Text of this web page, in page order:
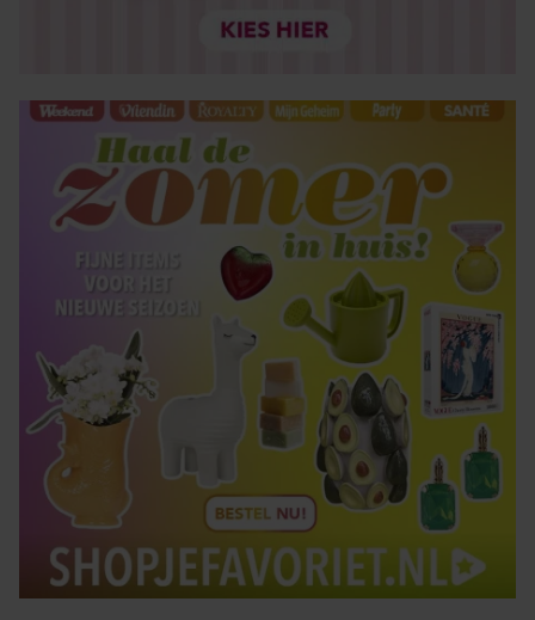
partners voor social media, adverteren en analyse. Deze
verzameld op basis van uw gebruik van hun services. U
gaat akkoord met onze cookies als u onze website blijft
gebruiken.